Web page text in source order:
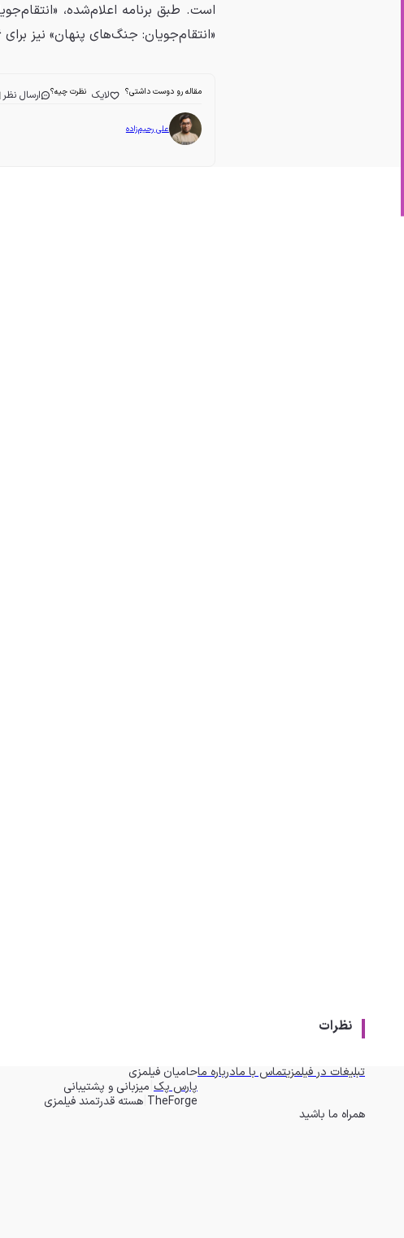
«انتقام‌جویان: جنگ‌های پنهان» نیز برای ۲۶ آذر ۱۴۰۶ برنامه‌ریزی شده است.
مقاله رو دوست داشتی؟ لایک نظرت چیه؟ ارسال نظر
علی رحیم‌زاده
نظرات
تبلیغات در فیلمزیتماس با مادرباره ماحامیان فیلمزی
پارس پک میزبانی و پشتیبانی
TheForge هسته قدرتمند فیلمزی
همراه ما باشید